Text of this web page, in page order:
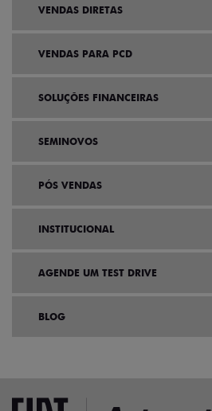
VENDAS DIRETAS
VENDAS PARA PCD
SOLUÇÕES FINANCEIRAS
SEMINOVOS
PÓS VENDAS
INSTITUCIONAL
AGENDE UM TEST DRIVE
BLOG